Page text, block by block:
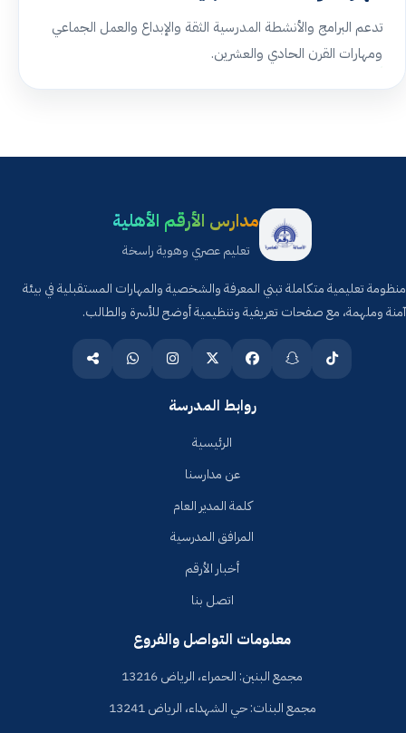
تدعم البرامج والأنشطة المدرسية الثقة والإبداع والعمل الجماعي
ومهارات القرن الحادي والعشرين.
مدارس الأرقم الأهلية
تعليم عصري وهوية راسخة
منظومة تعليمية متكاملة تبني المعرفة والشخصية والمهارات المستقبلية في بيئة
آمنة وملهمة، مع صفحات تعريفية وتنظيمية أوضح للأسرة والطالب.
روابط المدرسة
الرئيسية
عن مدارسنا
كلمة المدير العام
المرافق المدرسية
أخبار الأرقم
اتصل بنا
معلومات التواصل والفروع
مجمع البنين: الحمراء، الرياض 13216
مجمع البنات: حي الشهداء، الرياض 13241